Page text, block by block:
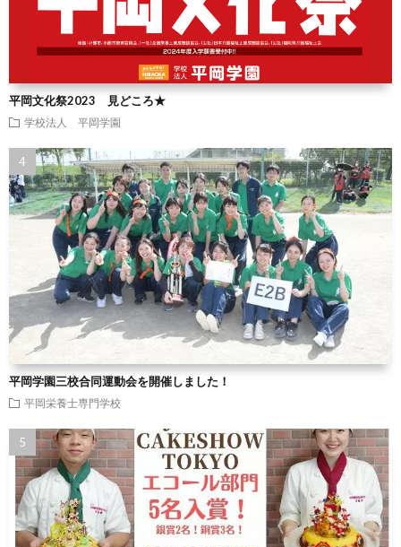
平岡文化祭2023 見どころ★
学校法人 平岡学園
平岡学園三校合同運動会を開催しました！
平岡栄養士専門学校